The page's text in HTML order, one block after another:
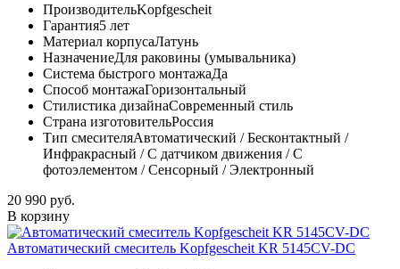
ПроизводительKopfgescheit
Гарантия5 лет
Материал корпусаЛатунь
НазначениеДля раковины (умывальника)
Система быстрого монтажаДа
Способ монтажаГоризонтальный
Стилистика дизайнаСовременный стиль
Страна изготовительРоссия
Тип смесителяАвтоматический / Бесконтактный /
Инфракрасный / С датчиком движения / С
фотоэлементом / Сенсорный / Электронный
20 990 руб.
В корзину
Автоматический смеситель Kopfgescheit KR 5145CV-DC